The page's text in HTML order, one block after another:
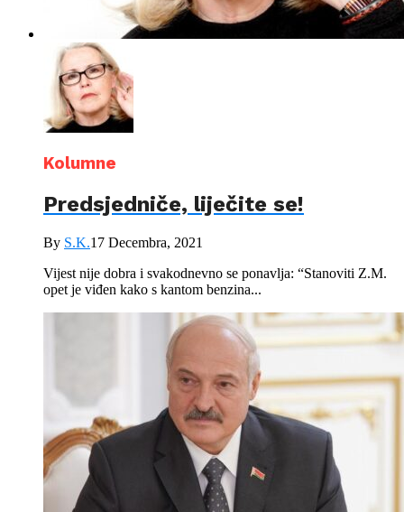
Kolumne
Predsjedniče, liječite se!
By S.K.17 Decembra, 2021
Vijest nije dobra i svakodnevno se ponavlja: “Stanoviti Z.M.
opet je viđen kako s kantom benzina...